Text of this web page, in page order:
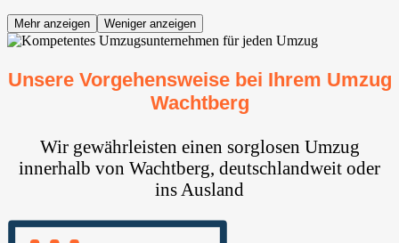
Mehr anzeigen Weniger anzeigen
Unsere Vorgehensweise bei Ihrem Umzug
Wachtberg⁠
Wir gewährleisten einen sorglosen Umzug
innerhalb von Wachtberg⁠, deutschlandweit oder
ins Ausland